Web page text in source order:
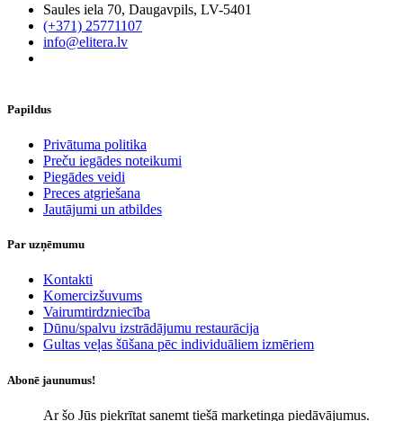
Saules iela 70, Daugavpils, LV-5401
(+371) 25771107
info@elitera.lv
Papildus
​Privātuma politika
Preču iegādes noteikumi
Piegādes veidi
Preces atgriešana
Jautājumi un atbildes
Par uzņēmumu
Kontakti
Komercizšuvums
Vairumtirdzniecība
Dūnu/spalvu izstrādājumu restaurācija
Gultas veļas šūšana pēc individuāliem izmēriem
Abonē jaunumus!
Ar šo Jūs piekrītat saņemt tiešā marketinga piedāvājumus.